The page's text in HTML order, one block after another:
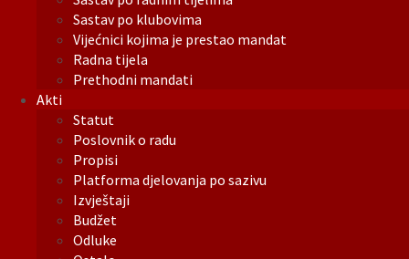
Sastav po klubovima
Vijećnici kojima je prestao mandat
Radna tijela
Prethodni mandati
Akti
Statut
Poslovnik o radu
Propisi
Platforma djelovanja po sazivu
Izvještaji
Budžet
Odluke